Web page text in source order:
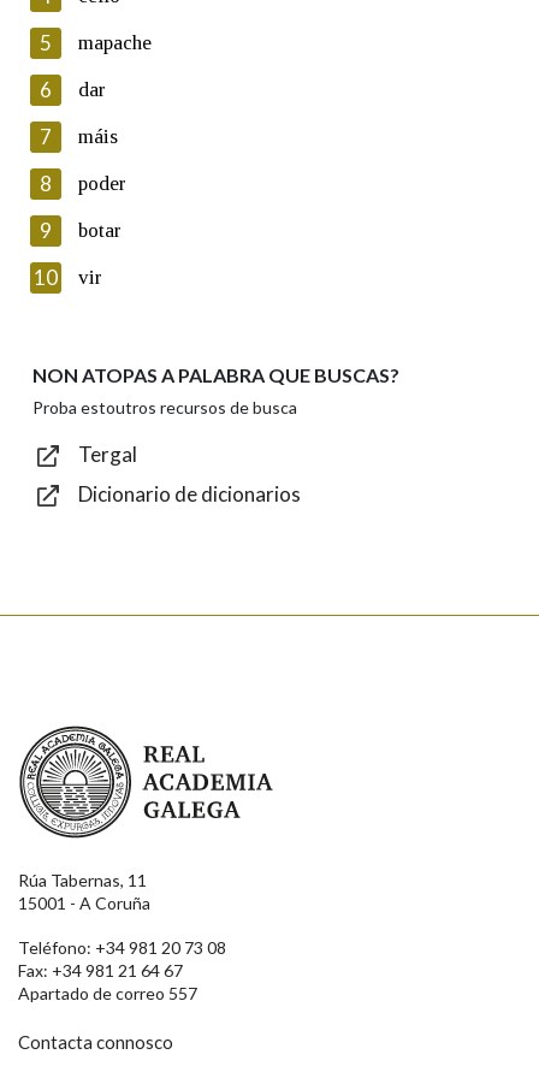
Lin e acepto as condicións da política de
Introduce o código que aparece na imaxe:
Texto de verificación
Enviar
5 mapache
6 dar
7 máis
8 poder
9 botar
10 vir
NON ATOPAS A PALABRA QUE BUSCAS?
Proba estoutros recursos de busca
Tergal
Dicionario de dicionarios
Real Academia Galega
Rúa Tabernas, 11
15001 - A Coruña
Teléfono: +34 981 20 73 08
Fax: +34 981 21 64 67
Apartado de correo 557
Contacta connosco